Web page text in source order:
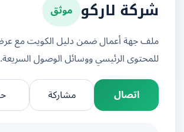
شركة لاركو موثق
ملف جهة أعمال ضمن دليل الكويت مع عرض
للمحتوى الرئيسي ووسائل الوصول السريعة.
اتصال
مشاركة